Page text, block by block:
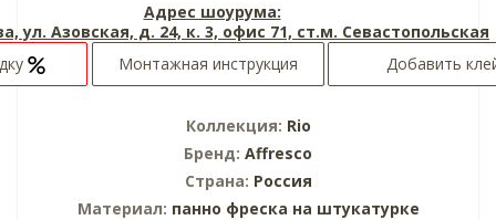
Адрес шоурума:
ул. Азовская, д. 24, к. 3, офис 71, ст.м. Севастопольская
Монтажная инструкция Добавить
Коллекция: Rio
Бренд: Affresco
Страна: Россия
Материал: панно фреска на штукатурке